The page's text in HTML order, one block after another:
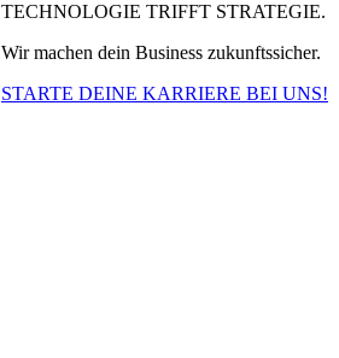
TECHNOLOGIE TRIFFT STRATEGIE.
Wir machen dein Business zukunftssicher.
STARTE DEINE KARRIERE BEI UNS!